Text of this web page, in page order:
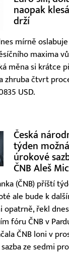
naopak
drží
mírně
maxima
měna si krátce
zhruba čtvrt
USD.
Česká
týden
úrokové
ČNB Aleš
(ČNB) příští
ale bude k
řekl
fóru ČNB v
ČNB loni v
ze sedmi